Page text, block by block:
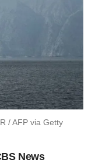
/ AFP via Getty
News